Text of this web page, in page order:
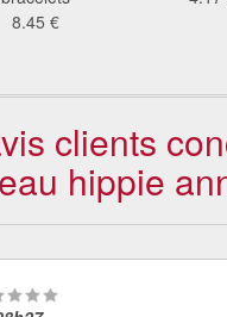
8.45 €
clients
hippie